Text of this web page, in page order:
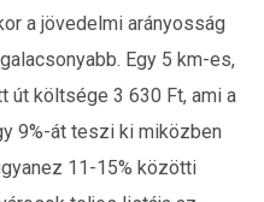
a jövedelmi arányosság
Egy 5 km-es,
út költsége 3 630 Ft, ami a
9%-át teszi ki miközben
11-15% közötti